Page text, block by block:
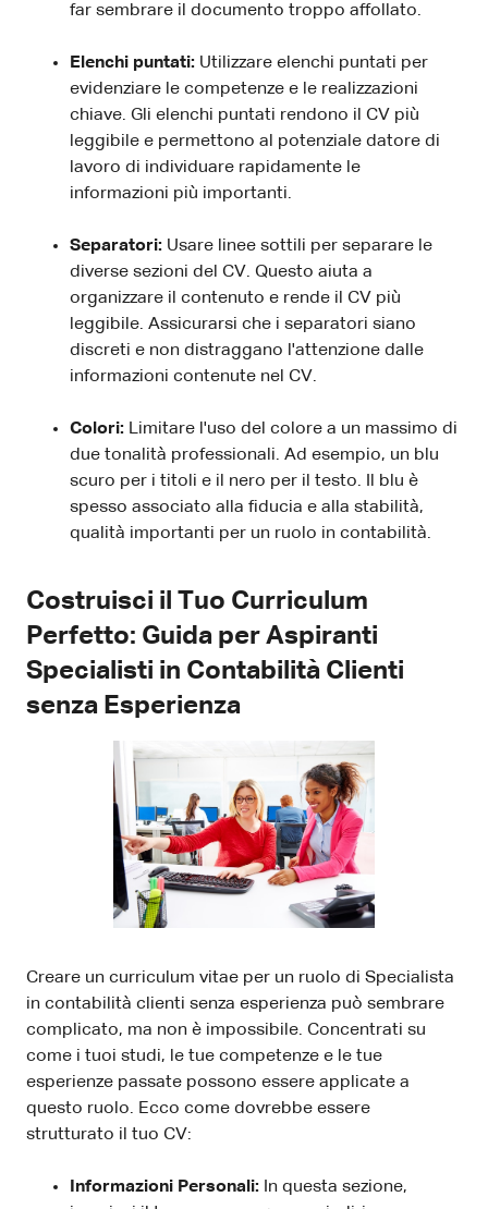
far sembrare il documento troppo affollato.
Elenchi puntati: Utilizzare elenchi puntati per
evidenziare le competenze e le realizzazioni
chiave. Gli elenchi puntati rendono il CV più
leggibile e permettono al potenziale datore di
lavoro di individuare rapidamente le
informazioni più importanti.
Separatori: Usare linee sottili per separare le
diverse sezioni del CV. Questo aiuta a
organizzare il contenuto e rende il CV più
leggibile. Assicurarsi che i separatori siano
discreti e non distraggano l'attenzione dalle
informazioni contenute nel CV.
Colori: Limitare l'uso del colore a un massimo di
due tonalità professionali. Ad esempio, un blu
scuro per i titoli e il nero per il testo. Il blu è
spesso associato alla fiducia e alla stabilità,
qualità importanti per un ruolo in contabilità.
Costruisci il Tuo Curriculum
Perfetto: Guida per Aspiranti
Specialisti in Contabilità Clienti
senza Esperienza
Creare un curriculum vitae per un ruolo di Specialista
in contabilità clienti senza esperienza può sembrare
complicato, ma non è impossibile. Concentrati su
come i tuoi studi, le tue competenze e le tue
esperienze passate possono essere applicate a
questo ruolo. Ecco come dovrebbe essere
strutturato il tuo CV:
Informazioni Personali: In questa sezione,